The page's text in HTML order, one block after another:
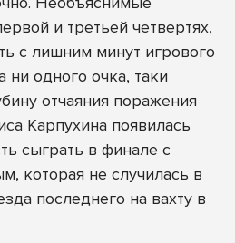
и третьей четвертях,
с лишним минут игрового
ни одного очка, таки
отчаяния поражения
Карпухина появилась
сыграть в финале с
которая не случилась в
последнего на вахту в